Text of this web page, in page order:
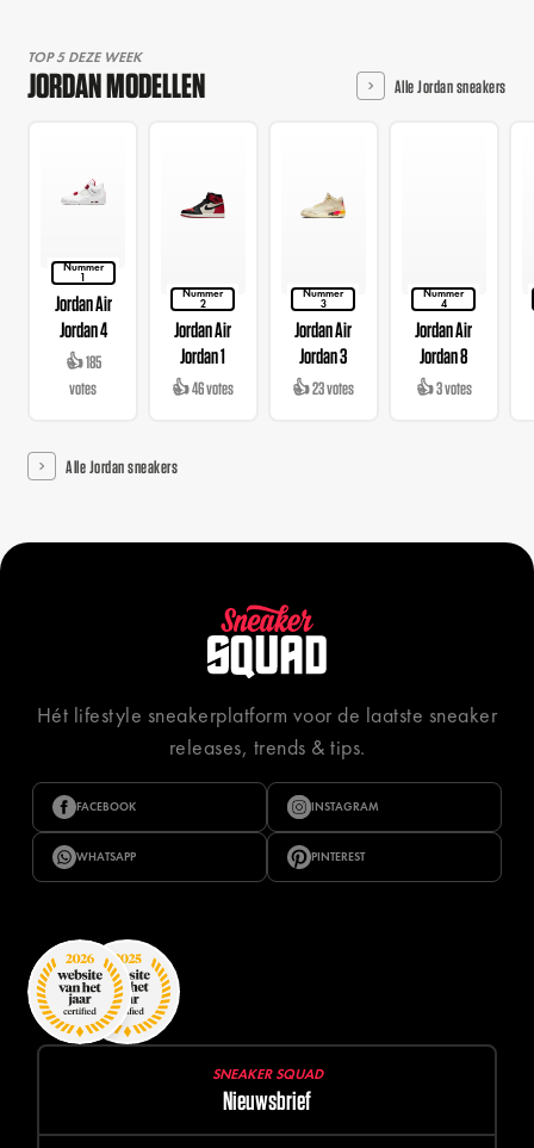
TOP 5 DEZE WEEK
JORDAN MODELLEN Alle Jordan sneakers
Nummer
1
Jordan Air
Jordan 4
👍 185
votes
Nummer
2
Jordan Air
Jordan 1
👍 46 votes
Nummer
3
Jordan Air
Jordan 3
👍 23 votes
Nummer
4
Jordan Air
Jordan 8
👍 3 votes
Alle Jordan sneakers
Hét lifestyle sneakerplatform voor de laatste sneaker
releases, trends & tips.
FACEBOOK INSTAGRAM
WHATSAPP PINTEREST
SNEAKER SQUAD
Nieuwsbrief